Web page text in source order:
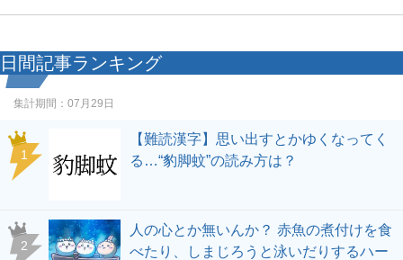
日間記事ランキング
集計期間： 07月29日
1
【難読漢字】思い出すとかゆくなってく
る…“豹脚蚊”の読み方は？
2
人の心とか無いんか？ 赤魚の煮付けを食
べたり、しまじろうと泳いだりするハー